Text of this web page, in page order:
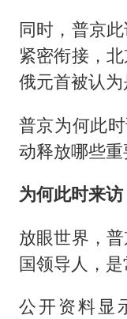
同时，普京
紧密衔接，
俄元首被认为
普京为何此
动释放哪些重
为何此时来访
放眼世界，
国领导人，是
公开资料显